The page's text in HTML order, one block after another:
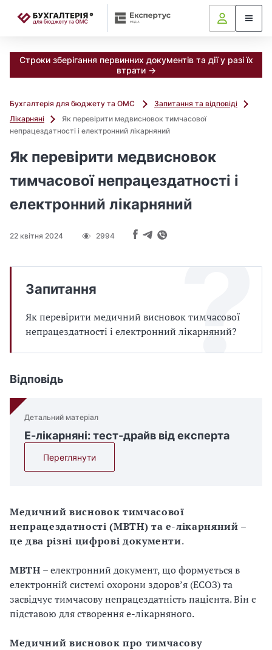
Строки зберігання первинних документів та дії у разі їх
втрати →
Бухгалтерія для бюджету та ОМС
Запитання та відповіді
Лікарняні
Як перевірити медвисновок тимчасової
непрацездатності і електронний лікарняний
Як перевірити медвисновок
тимчасової непрацездатності і
електронний лікарняний
22 квітня 2024 2994
Запитання
Як перевірити медичний висновок тимчасової
непрацездатності і електронний лікарняний?
Відповідь
Детальний матеріал
Е-лікарняні: тест-драйв від експерта
Переглянути
Медичний висновок тимчасової
непрацездатності (МВТН) та е-лікарняний –
це два різні цифрові документи.
МВТН – електронний документ, що формується в
електронній системі охорони здоровʼя (ЕСОЗ) та
засвідчує тимчасову непрацездатність пацієнта. Він є
підставою для створення е-лікарняного.
Медичний висновок про тимчасову